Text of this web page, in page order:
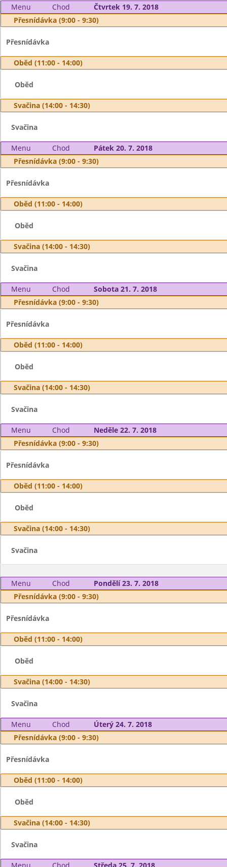
Menu Chod
Čtvrtek 19. 7. 2018
Přesnídávka (9:00 - 9:30)
Přesnídávka
Oběd (11:00 - 14:00)
Oběd
Svačina (14:00 - 14:30)
Svačina
Menu Chod
Pátek 20. 7. 2018
Přesnídávka (9:00 - 9:30)
Přesnídávka
Oběd (11:00 - 14:00)
Oběd
Svačina (14:00 - 14:30)
Svačina
Menu Chod
Sobota 21. 7. 2018
Přesnídávka (9:00 - 9:30)
Přesnídávka
Oběd (11:00 - 14:00)
Oběd
Svačina (14:00 - 14:30)
Svačina
Menu Chod
Neděle 22. 7. 2018
Přesnídávka (9:00 - 9:30)
Přesnídávka
Oběd (11:00 - 14:00)
Oběd
Svačina (14:00 - 14:30)
Svačina
Menu Chod
Pondělí 23. 7. 2018
Přesnídávka (9:00 - 9:30)
Přesnídávka
Oběd (11:00 - 14:00)
Oběd
Svačina (14:00 - 14:30)
Svačina
Menu Chod
Úterý 24. 7. 2018
Přesnídávka (9:00 - 9:30)
Přesnídávka
Oběd (11:00 - 14:00)
Oběd
Svačina (14:00 - 14:30)
Svačina